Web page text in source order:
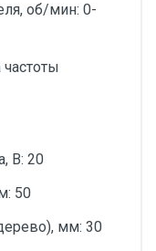
об/мин: 0-
В: 20
50
мм: 30